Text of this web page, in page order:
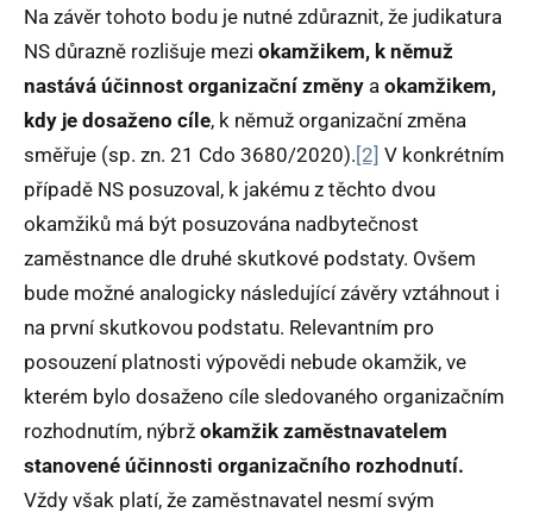
Na závěr tohoto bodu je nutné zdůraznit, že judikatura
NS důrazně rozlišuje mezi okamžikem, k němuž
nastává účinnost organizační změny a okamžikem,
kdy je dosaženo cíle, k němuž organizační změna
směřuje (sp. zn. 21 Cdo 3680/2020). [2] V konkrétním
případě NS posuzoval, k jakému z těchto dvou
okamžiků má být posuzována nadbytečnost
zaměstnance dle druhé skutkové podstaty. Ovšem
bude možné analogicky následující závěry vztáhnout i
na první skutkovou podstatu. Relevantním pro
posouzení platnosti výpovědi nebude okamžik, ve
kterém bylo dosaženo cíle sledovaného organizačním
rozhodnutím, nýbrž okamžik zaměstnavatelem
stanovené účinnosti organizačního rozhodnutí.
Vždy však platí, že zaměstnavatel nesmí svým